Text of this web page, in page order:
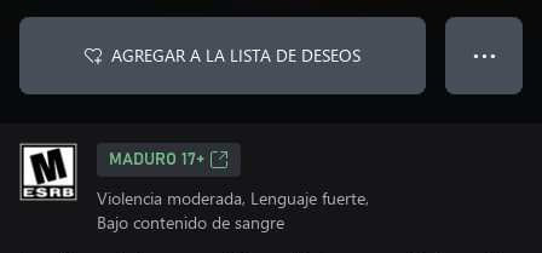
AGREGAR A LA LISTA DE DESEOS ● ● ●
MADURO 17+
Violencia moderada, Lenguaje fuerte,
Bajo contenido de sangre